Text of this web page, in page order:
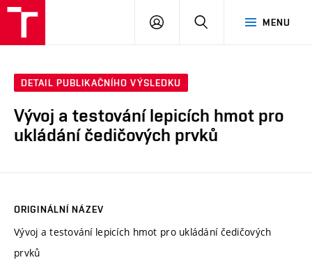
MENU
PŘIHLÁSIT
DETAIL PUBLIKAČNÍHO VÝSLEDKU
Vývoj a testování lepicích hmot pro
ukládání čedičových prvků
ORIGINÁLNÍ NÁZEV
Vývoj a testování lepicích hmot pro ukládání čedičových
prvků